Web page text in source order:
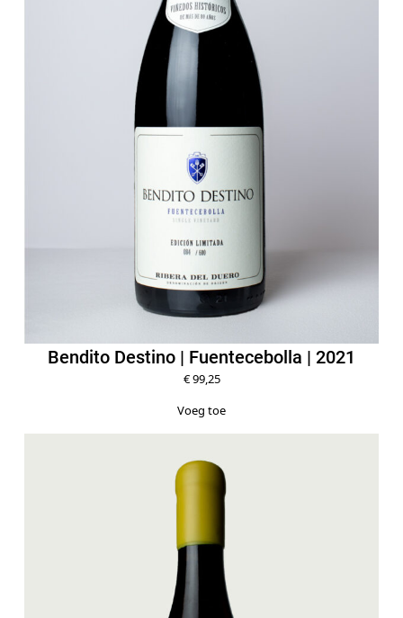
Bendito Destino | Fuentecebolla | 2021
€99,25
Voeg toe